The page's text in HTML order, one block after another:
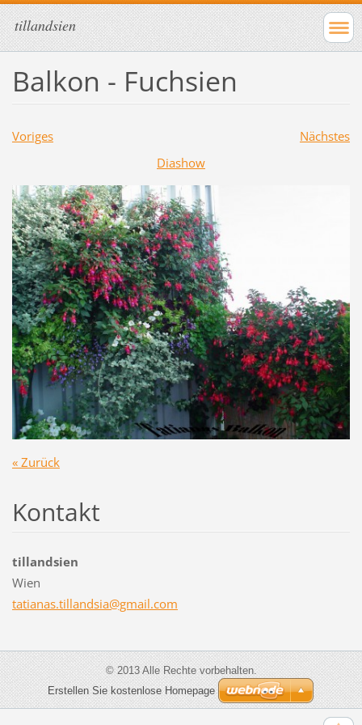
tillandsien
Balkon - Fuchsien
Voriges
Nächstes
Diashow
« Zurück
Kontakt
tillandsien
Wien
tatianas.tillandsia@gmail.com
© 2013 Alle Rechte vorbehalten.
Erstellen Sie kostenlose Homepage